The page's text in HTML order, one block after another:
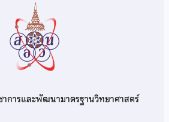
การและพัฒนามาตรฐานวิทยาศาสตร์